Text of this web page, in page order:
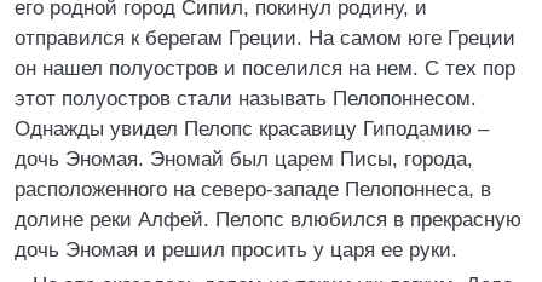
его родной город Сипил, покинул родину, и
отправился к берегам Греции. На самом юге Греции
он нашел полуостров и поселился на нем. С тех пор
этот полуостров стали называть Пелопоннесом.
Однажды увидел Пелопс красавицу Гиподамию –
дочь Эномая. Эномай был царем Писы, города,
расположенного на северо-западе Пелопоннеса, в
долине реки Алфей. Пелопс влюбился в прекрасную
дочь Эномая и решил просить у царя ее руки.